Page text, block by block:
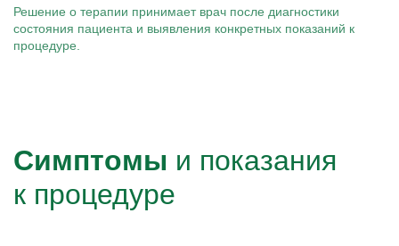
Решение о терапии принимает врач после диагностики
состояния пациента и выявления конкретных показаний к
процедуре.
Симптомы и показания
к процедуре